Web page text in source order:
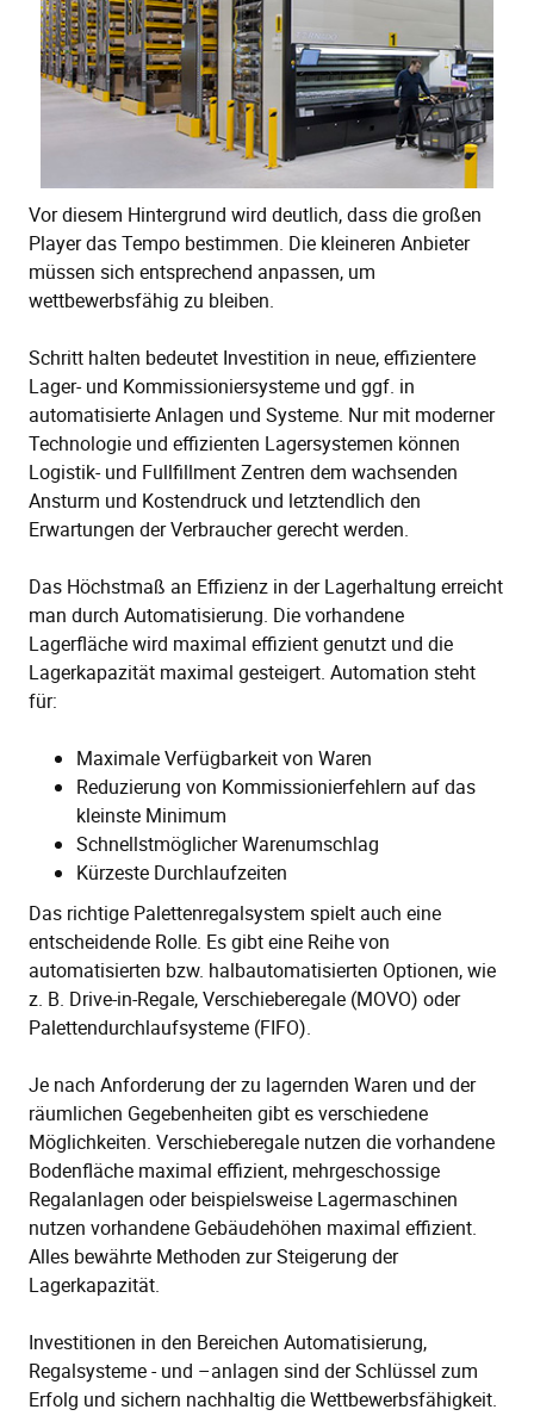
Vor diesem Hintergrund wird deutlich, dass die großen
Player das Tempo bestimmen. Die kleineren Anbieter
müssen sich entsprechend anpassen, um
wettbewerbsfähig zu bleiben.
Schritt halten bedeutet Investition in neue, effizientere
Lager- und Kommissioniersysteme und ggf. in
automatisierte Anlagen und Systeme. Nur mit moderner
Technologie und effizienten Lagersystemen können
Logistik- und Fullfillment Zentren dem wachsenden
Ansturm und Kostendruck und letztendlich den
Erwartungen der Verbraucher gerecht werden.
Das Höchstmaß an Effizienz in der Lagerhaltung erreicht
man durch Automatisierung. Die vorhandene
Lagerfläche wird maximal effizient genutzt und die
Lagerkapazität maximal gesteigert. Automation steht
für:
Maximale Verfügbarkeit von Waren
Reduzierung von Kommissionierfehlern auf das
kleinste Minimum
Schnellstmöglicher Warenumschlag
Kürzeste Durchlaufzeiten
Das richtige Palettenregalsystem spielt auch eine
entscheidende Rolle. Es gibt eine Reihe von
automatisierten bzw. halbautomatisierten Optionen, wie
z. B. Drive-in-Regale, Verschieberegale (MOVO) oder
Palettendurchlaufsysteme (FIFO).
Je nach Anforderung der zu lagernden Waren und der
räumlichen Gegebenheiten gibt es verschiedene
Möglichkeiten. Verschieberegale nutzen die vorhandene
Bodenfläche maximal effizient, mehrgeschossige
Regalanlagen oder beispielsweise Lagermaschinen
nutzen vorhandene Gebäudehöhen maximal effizient.
Alles bewährte Methoden zur Steigerung der
Lagerkapazität.
Investitionen in den Bereichen Automatisierung,
Regalsysteme - und –anlagen sind der Schlüssel zum
Erfolg und sichern nachhaltig die Wettbewerbsfähigkeit.